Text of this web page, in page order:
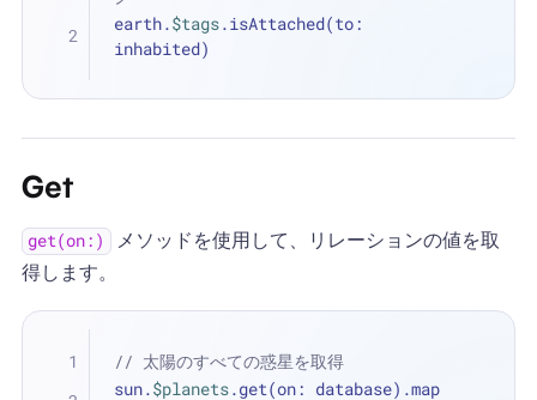
earth.$tags.isAttached(to:
inhabited)
Get
get(on:)
メソッドを使用して、リレーションの値を取
得します。
// 太陽のすべての惑星を取得
sun.$planets.get(on: database).map